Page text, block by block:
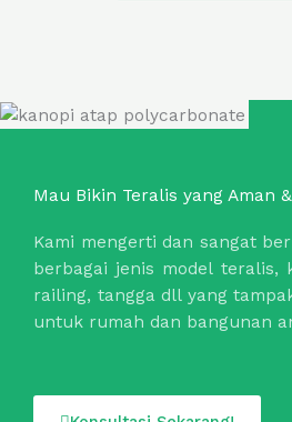
Mau Bikin Teralis yang Aman
Kami mengerti dan sangat
berbagai jenis model teralis,
railing, tangga dll yang
untuk rumah dan bangunan